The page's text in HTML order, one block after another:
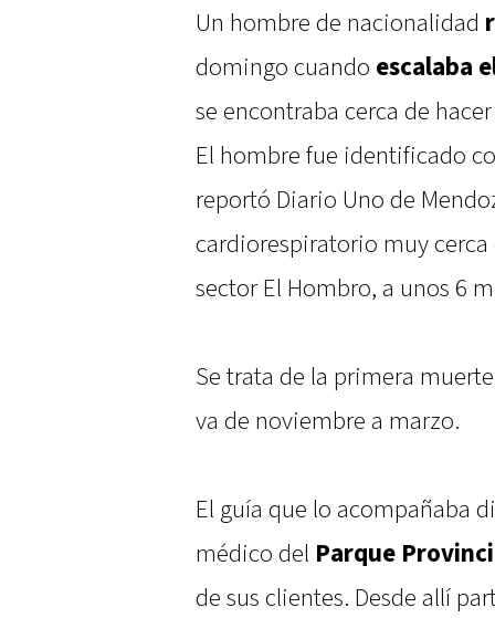
Un hombre de nacionalidad
domingo cuando escalaba
se encontraba cerca de
El hombre fue identificado
reportó Diario Uno de
cardiorespiratorio muy
sector El Hombro, a unos 6
Se trata de la primera
va de noviembre a marzo.
El guía que lo acompañaba
médico del Parque
de sus clientes. Desde allí